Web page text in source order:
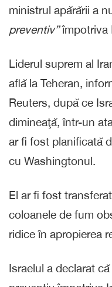
ministrul apărării a
preventiv”împotriva
Liderul suprem al
află la Teheran,
Reuters, după ce
dimineaţă, într-un
ar fi fost planificată
cu Washingtonul.
El ar fi fost
coloanele de fum
ridice în apropierea
Israelul a declarat